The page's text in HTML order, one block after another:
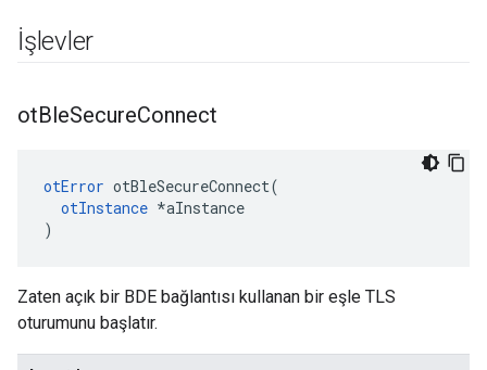
İşlevler
otBleSecureConnect
otError otBleSecureConnect(
otInstance *aInstance
)
Zaten açık bir BDE bağlantısı kullanan bir eşle TLS
oturumunu başlatır.